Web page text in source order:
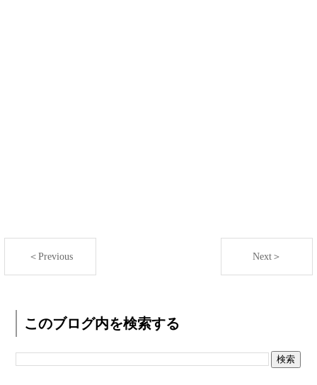
＜Previous Next＞
このブログ内を検索する